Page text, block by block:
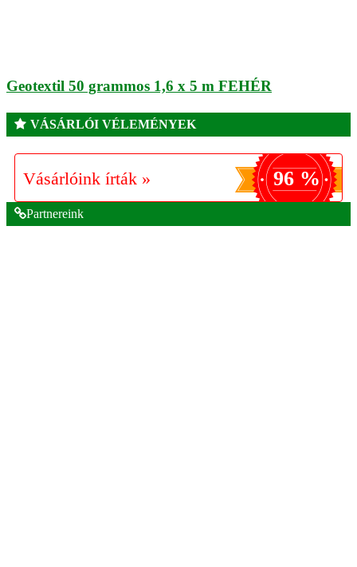
Geotextil 50 grammos 1,6 x 5 m FEHÉR
VÁSÁRLÓI VÉLEMÉNYEK
Vásárlóink írták » 96 %
Partnereink